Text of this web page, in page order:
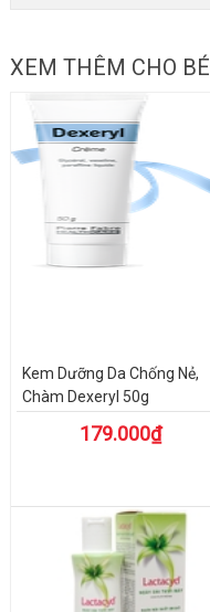
XEM THÊM CHO BÉ
Kem Dưỡng Da Chống Nẻ,
Chàm Dexeryl 50g
179.000₫